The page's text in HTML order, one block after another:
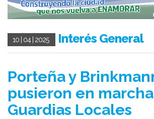
10 | 04 | 2025 Interés General
Porteña y
pusieron en marcha
Guardias Locales